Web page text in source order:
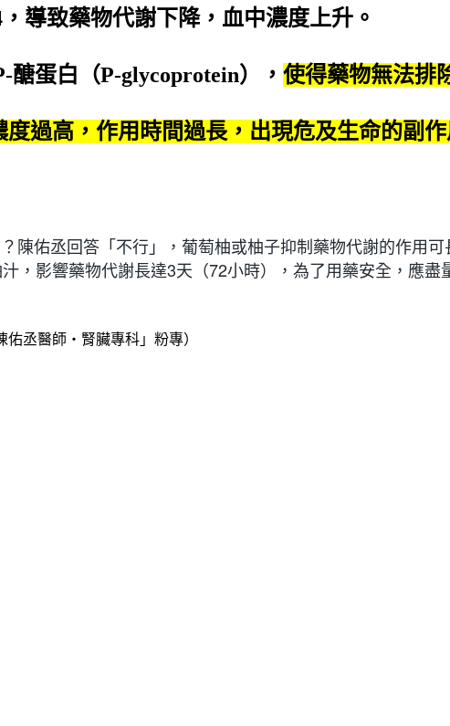
導致藥物代謝下降，血中濃度上升。
蛋白（P-glycoprotein）， 使得藥物無法排
過高，作用時間過長，出現危及生命的副作
陳佑丞回答「不行」，葡萄柚或柚子抑制藥物代謝的作用
，影響藥物代謝長達3天（72小時），為了用藥安全，應盡